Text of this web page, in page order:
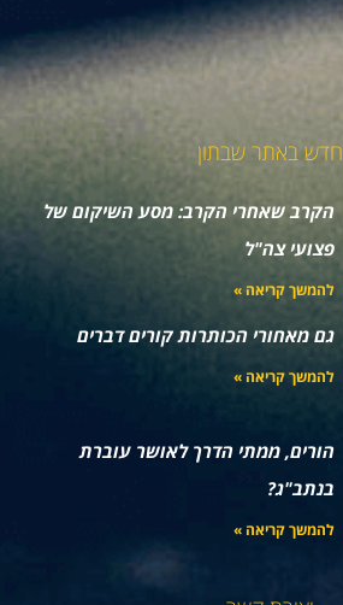
חדש באתר שבתון
הקרב שאחרי הקרב: מסע השיקום של
פצועי צה"ל
להמשך קריאה »
גם מאחורי הכותרות קורים דברים
להמשך קריאה »
הורים, ממתי הדרך לאושר עוברת
בנתב"ג?
להמשך קריאה »